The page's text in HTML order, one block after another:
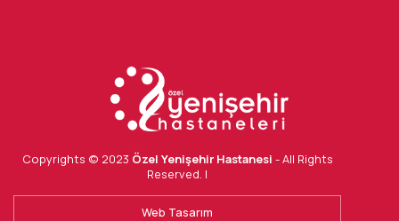
Copyrights © 2023 Özel Yenişehir Hastanesi - All Rights
Reserved. |
Web Tasarım